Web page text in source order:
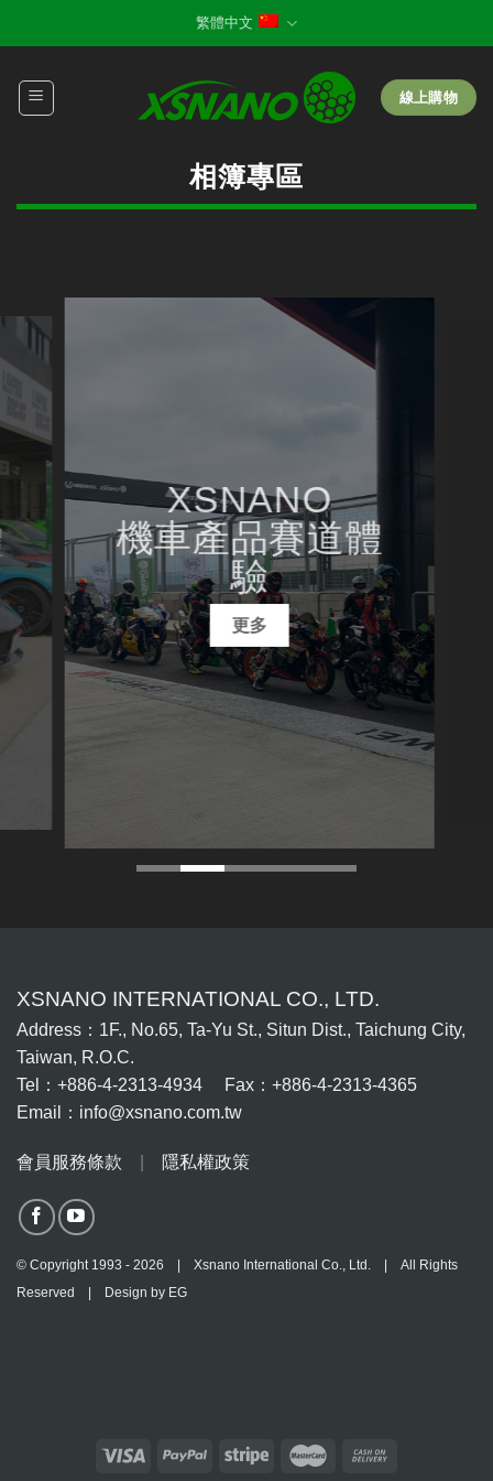
繁體中文
線上購物
相簿專區
XSNANO
機車產品賽道體
驗
更多
XSNANO INTERNATIONAL CO., LTD.
Address：1F., No.65, Ta-Yu St., Situn Dist., Taichung City,
Taiwan, R.O.C.
Tel：+886-4-2313-4934 Fax：+886-4-2313-4365
Email：info@xsnano.com.tw
會員服務條款 隱私權政策
© Copyright 1993 - 2026 | Xsnano International Co., Ltd. | All Rights
Reserved | Design by EG